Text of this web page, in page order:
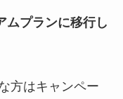
ムプランに移行し
方はキャンペー